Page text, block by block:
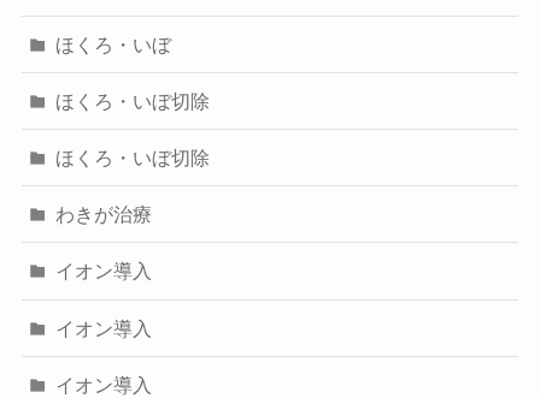
ほくろ・いぼ
ほくろ・いぼ切除
ほくろ・いぼ切除
わきが治療
イオン導入
イオン導入
イオン導入